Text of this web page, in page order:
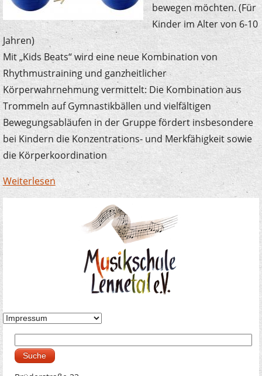
bewegen möchten. (Für
Kinder im Alter von 6-10
Jahren)
Mit „Kids Beats“ wird eine neue Kombination von
Rhythmustraining und ganzheitlicher
Körperwahrnehmung vermittelt: Die Kombination aus
Trommeln auf Gymnastikbällen und vielfältigen
Bewegungsabläufen in der Gruppe fördert insbesondere
bei Kindern die Konzentrations- und Merkfähigkeit sowie
die Körperkoordination
Weiterlesenüber Kids Beats - zwischen Gymnastikbällen
und Trommelstöcken
Suchformular